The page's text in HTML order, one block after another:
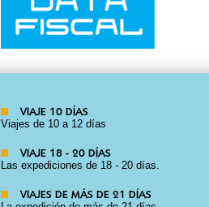
VIAJE 10 DÍAS
Viajes de 10 a 12 días
VIAJE 18 - 20 DÍAS
Las expediciones de 18 - 20 días.
VIAJES DE MÁS DE 21 DÍAS